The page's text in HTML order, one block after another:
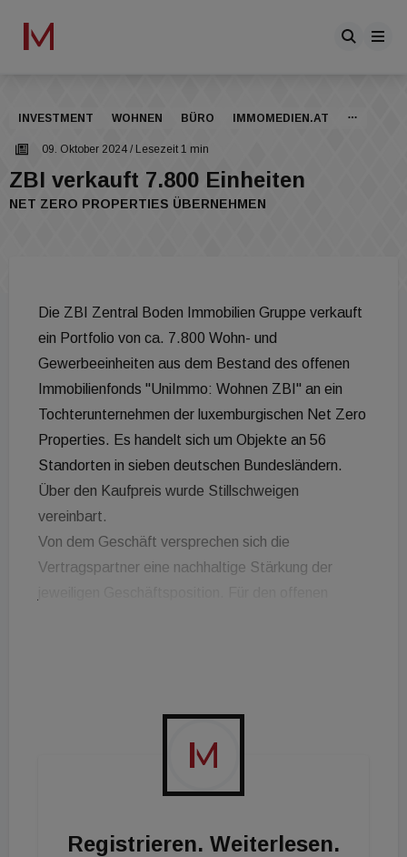
INVESTMENT WOHNEN BÜRO IMMOMEDIEN.AT
09. Oktober 2024 / Lesezeit 1 min
ZBI verkauft 7.800 Einheiten
NET ZERO PROPERTIES ÜBERNEHMEN
Die ZBI Zentral Boden Immobilien Gruppe verkauft
ein Portfolio von ca. 7.800 Wohn- und
Gewerbeeinheiten aus dem Bestand des offenen
Immobilienfonds "UniImmo: Wohnen ZBI" an ein
Tochterunternehmen der luxemburgischen Net Zero
Properties. Es handelt sich um Objekte an 56
Standorten in sieben deutschen Bundesländern.
Über den Kaufpreis wurde Stillschweigen
vereinbart.
Von dem Geschäft versprechen sich die
Vertragspartner eine nachhaltige Stärkung der
Wohnungsbestand. Der Verkauf ist Teil einer
strategischen Neuausrichtung des Fonds-
„Wir freuen uns, mit dieser Transaktion unser
zu optimieren und somit das operative Geschäft
Registrieren. Weiterlesen.